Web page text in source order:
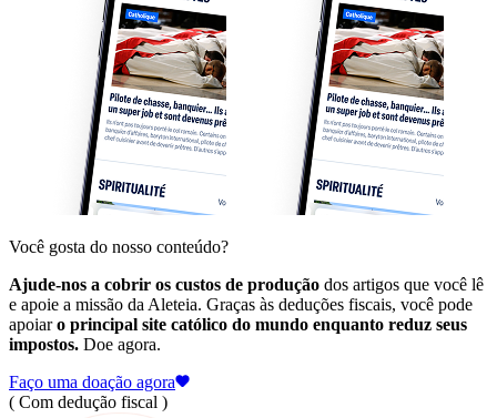
Você gosta do nosso conteúdo?
Ajude-nos a cobrir os custos de produção dos artigos que você lê
e apoie a missão da Aleteia. Graças às deduções fiscais, você pode
apoiaro principal site católico do mundo enquanto reduz seus
impostos. Doe agora.
Faço uma doação agora
( Com dedução fiscal )